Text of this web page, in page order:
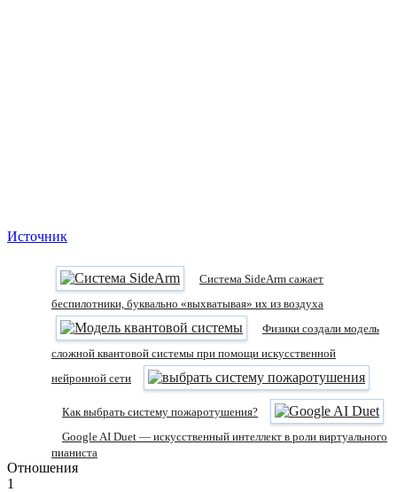
Источник
Система SideArm сажает
беспилотники, буквально «выхватывая» их из воздуха
Физики создали модель
сложной квантовой системы при помощи искусственной
нейронной сети
Как выбрать систему пожаротушения?
Google AI Duet — искусственный интеллект в роли виртуального
пианиста
Отношения
1